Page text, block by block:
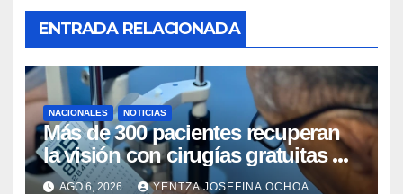
ENTRADA RELACIONADA
NACIONALES NOTICIAS
Más de 300 pacientes recuperan
la visión con cirugías gratuitas de
cataratas en Zulia
AGO 6, 2026 YENTZA JOSEFINA OCHOA